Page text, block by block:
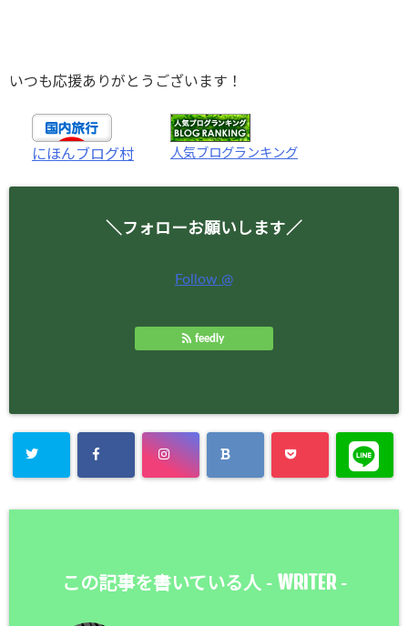
いつも応援ありがとうございます！
にほんブログ村 人気ブログランキング
＼フォローお願いします／
Follow @
feedly
この記事を書いている人 - WRITER-